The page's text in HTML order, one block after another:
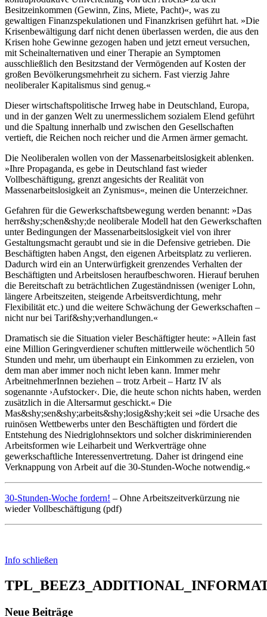
Besitzeinkommen (Gewinn, Zins, Miete, Pacht)«, was zu
gewaltigen Finanzspekulationen und Finanzkrisen geführt hat. »Die
Krisenbewältigung darf nicht denen überlassen werden, die aus den
Krisen hohe Gewinne gezogen haben und jetzt erneut versuchen,
mit Scheinalternativen und einer Therapie an Symptomen
ausschließlich den Besitzstand der Vermögenden auf Kosten der
großen Bevölkerungsmehrheit zu sichern. Fast vierzig Jahre
neoliberaler Kapitalismus sind genug.«
Dieser wirtschaftspolitische Irrweg habe in Deutschland, Europa,
und in der ganzen Welt zu unermesslichem sozialem Elend geführt
und die Spaltung innerhalb und zwischen den Gesellschaften
vertieft, die Reichen noch reicher und die Armen ärmer gemacht.
Die Neoliberalen wollen von der Massenarbeitslosigkeit ablenken.
»Ihre Propaganda, es gebe in Deutschland fast wieder
Vollbeschäftigung, grenzt angesichts der Realität von
Massenarbeitslosigkeit an Zynismus«, meinen die Unterzeichner.
Gefahren für die Gewerkschaftsbewegung werden benannt: »Das
herr&shy;schen&shy;de neoliberale Modell hat den Gewerkschaften
unter Bedingungen der Massenarbeitslosigkeit viel von ihrer
Gestaltungsmacht geraubt und sie in die Defensive getrieben. Die
Beschäftigten haben Angst, den eigenen Arbeitsplatz zu verlieren.
Dadurch wird ein an Unterwürfigkeit grenzendes Verhalten der
Beschäftigten und Arbeitslosen heraufbeschworen. Hierauf beruhen
die Bereitschaft zu beträchtlichen Zugeständnissen (weniger Lohn,
längere Arbeitszeiten, steigende Arbeitsverdichtung, mehr
Flexibilität etc.) und die weitere Schwächung der Gewerkschaften –
nicht nur bei Tarif&shy;verhandlungen.«
Dramatisch sie die Situation vieler Beschäftigter heute: »Allein fast
eine Million Geringverdiener schuften mittlerweile wöchentlich 50
Stunden und mehr, um überhaupt ein Einkommen zu erzielen, von
dem man aber immer noch nicht leben kann. Immer mehr
ArbeitnehmerInnen beziehen – trotz Arbeit – Hartz IV als
sogenannte ›Aufstocker‹. Die, die heute schon nichts haben, werden
zusätzlich in die Altersarmut geschickt.« Die
Mas&shy;sen&shy;arbeits&shy;losig&shy;keit sei »die Ursache des
ruinösen Wettbewerbs unter den Beschäftigten und fördert die
Entstehung des Niedriglohnsektors und solcher diskriminierenden
Arbeitsformen wie Leiharbeit und Werkverträge ohne
gewerkschaftliche Interessenvertretung. Daher ist dringend eine
Verknappung von Arbeit auf die 30-Stunden-Woche notwendig.«
30-Stunden-Woche fordern! – Ohne Arbeitszeitverkürzung nie
wieder Vollbeschäftigung (pdf)
Info schließen
Neue Beiträge